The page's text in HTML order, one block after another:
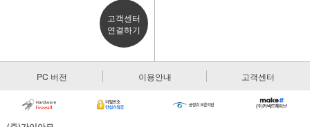
고객센터
연결하기
PC 버전 이용안내 고객센터